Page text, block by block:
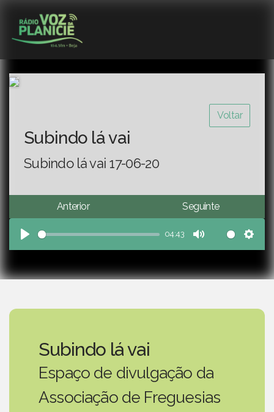
Voltar
Subindo lá vai
Subindo lá vai 17-06-20
Anterior Seguinte
Play
04:43
Mute
Subindo lá vai
Espaço de divulgação da
Associação de Freguesias